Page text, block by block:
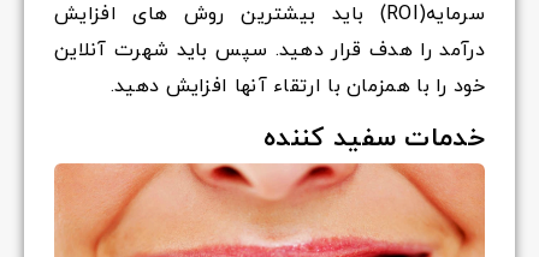
سرمایه(ROI) باید بیشترین روش های افزایش
درآمد را هدف قرار دهید. سپس باید شهرت آنلاین
خود را با همزمان با ارتقاء آنها افزایش دهید.
خدمات سفید کننده